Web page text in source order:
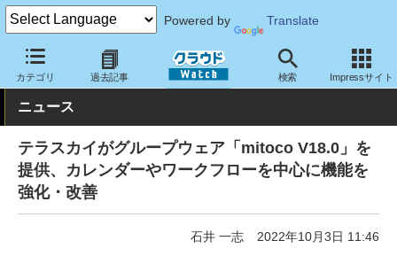
Powered by Translate
カテゴリ 過去記事 検索 Impressサイト
クラウド Watch サービス・ソフト サービス コミュニケーショ
ニュース
テラスカイがグループウェア「mitoco V18.0」を
提供、カレンダーやワークフローを中心に機能を
強化・改善
石井 一志 2022年10月3日 11:46